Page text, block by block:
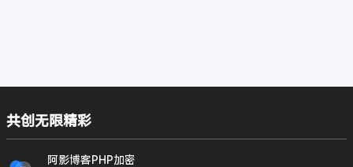
共创无限精彩
阿影博客PHP加密